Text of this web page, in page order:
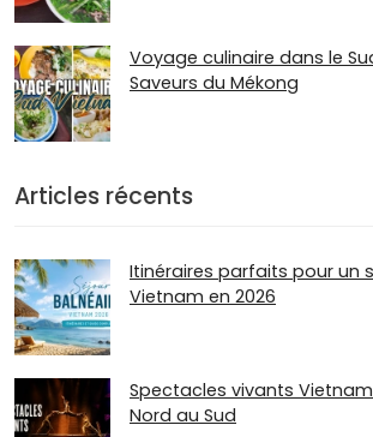
Voyage culinaire dans le
Saveurs du Mékong
Articles récents
Itinéraires parfaits pour un
Vietnam en 2026
Spectacles vivants Vietnam
Nord au Sud